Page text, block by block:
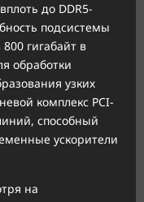
до DDR5-
подсистемы
гигабайт в
обработки
узких
комплекс PCI-
способный
ускорители
на